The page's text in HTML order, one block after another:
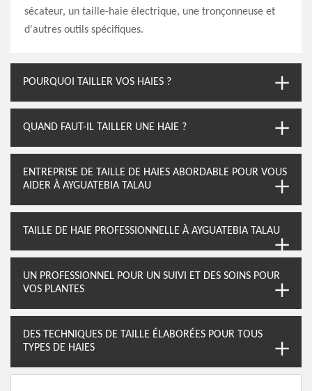
sécateur, un taille-haie électrique, une tronçonneuse et
d'autres outils spécifiques.
POURQUOI TAILLER VOS HAIES ?
QUAND FAUT-IL TAILLER UNE HAIE ?
ENTREPRISE DE TAILLE DE HAIES ABORDABLE POUR VOUS
AIDER À AYGUATEBIA TALAU
TAILLE DE HAIE PROFESSIONNELLE À AYGUATEBIA TALAU
UN PROFESSIONNEL POUR UN SUIVI ET DES SOINS POUR
VOS PLANTES
DES TECHNIQUES DE TAILLE ÉLABORÉES POUR TOUS
TYPES DE HAIES